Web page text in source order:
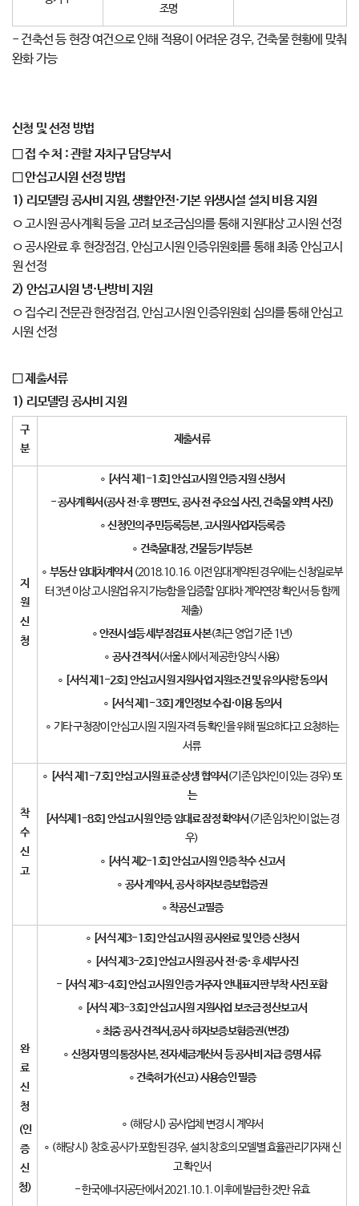
조명
- 건축선 등 현장 여건으로 인해 적용이 어려운 경우, 건축물 현황에 맞춰
완화 가능
신청 및 선정 방법
□접 수 처 :관할 자치구 담당부서
□안심고시원 선정 방법
1) 리모델링 공사비 지원,생활안전·기본 위생시설 설치 비용 지원
ㅇ 고시원 공사계획 등을 고려 보조금심의를 통해 지원대상 고시원 선정
ㅇ 공사완료 후 현장점검, 안심고시원 인증위원회를 통해 최종 안심고시
원 선정
2) 안심고시원 냉·난방비 지원
ㅇ 집수리 전문관 현장점검, 안심고시원 인증위원회 심의를 통해 안심고
시원 선정
□제출서류
1) 리모델링 공사비 지원
구
분
제출서류
지
원
신
청
∘ [서식 제 1-1 호]안심고시원 인증 지원 신청서
-공사계획서(공사 전·후 평면도,공사 전 주요실 사진,건축물 외벽 사진)
∘신청인의 주민등록등본,고시원사업자등록증
∘ 건축물대장,건물등기부등본
∘ 부동산 임대차계약서 (2018.10.16. 이전 임대계약된 경우에는 신청일로부
터 3년 이상 고시원업 유지 가능함을 입증할 임대차 계약연장 확인서 등 함께
제출)
∘안전시설등 세부점검표 사본(최근 영업 기준 1년)
∘ 공사 견적서(서울시에서 제공한 양식 사용)
∘ [서식 제 1-2호] 안심고시원 지원사업 지원조건 및 유의사항 동의서
∘ [서식 제 1-3호]개인정보 수집·이용 동의서
∘ 기타 구청장이 안심고시원 지원 자격 등 확인을 위해 필요하다고 요청하는
서류
착
수
신
고
∘ [서식 제 1-7호]안심고시원 표준 상생 협약서(기존 임차인이 있는 경우)또
는
서식제 1-8호] 안심고시원 인증 임대료 잠정 확약서 (기존 임차인이 없는 경
우)
∘ [서식 제 2-1 호]안심고시원 인증 착수 신고서
∘ 공사 계약서,공사 하자보증보헙증권
∘착공신고필증
완
료
신
청
(인
증
신
청)
∘ [서식 제3-1호]안심고시원 공사완료 및 인증 신청서
∘ 서식 제 3-2호] 안심고시원 공사 전·중·후 세부사진
- [서식 제3-4호]안심고시원 인증 거주자 안내표지판 부착 사진 포함
∘ [서식 제3-3호]안심고시원 지원사업 보조금 정산보고서
∘최종 공사 견적서,공사 하자보증보험증권(변경)
∘ 신청자 명의 통장사본,전자세금계산서 등 공사비 지급 증명 서류
∘건축허가(신고)사용승인 필증
∘ (해당 시) 공사업체 변경 시 계약서
∘ (해당 시) 창호 공사가 포함된 경우, 설치 창호의 모델별 효율관리기자재 신
고 확인서
- 한국에너지공단에서 2021.10.1. 이후에 발급한 것만 유효